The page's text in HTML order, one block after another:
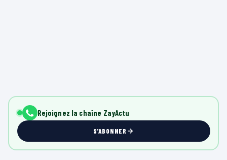
Rejoignez la chaîne ZayActu
S'ABONNER